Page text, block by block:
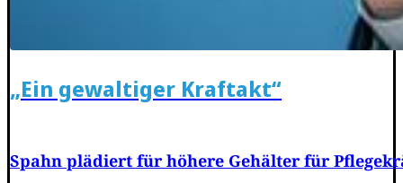
„Ein gewaltiger Kraftakt“
Spahn plädiert für höhere Gehälter für